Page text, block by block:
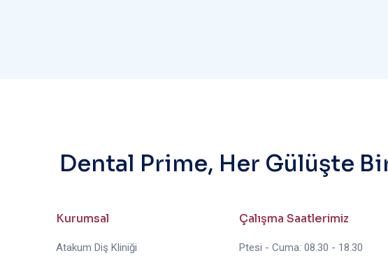
Dental Prime, Her Gülüşte
Kurumsal
Atakum Diş Kliniği
Çalışma Saatlerimiz
Ptesi - Cuma: 08.30 - 18.30